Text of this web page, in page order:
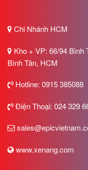
Chi Nhánh HCM
Kho + VP: 66/94 Bình
Bình Tân, HCM
Hotline: 0915 385088
Điện Thoại: 024 329
www.xenang.com